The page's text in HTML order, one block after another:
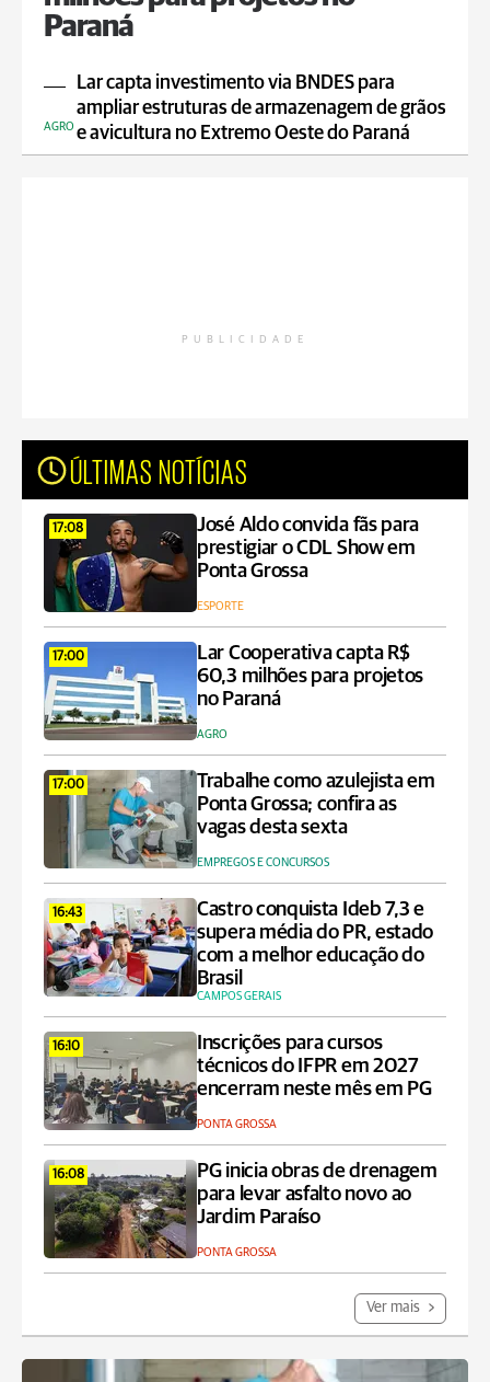
Paraná
Lar capta investimento via BNDES para
ampliar estruturas de armazenagem de grãos
e avicultura no Extremo Oeste do Paraná
AGRO
PUBLICIDADE
ÚLTIMAS NOTÍCIAS
17:08
José Aldo convida fãs para
prestigiar o CDL Show em
Ponta Grossa
ESPORTE
17:00
Lar Cooperativa capta R$
60,3 milhões para projetos
no Paraná
AGRO
17:00
Trabalhe como azulejista em
Ponta Grossa; confira as
vagas desta sexta
EMPREGOS E CONCURSOS
16:43
Castro conquista Ideb 7,3 e
supera média do PR, estado
com a melhor educação do
Brasil
CAMPOS GERAIS
16:10
Inscrições para cursos
técnicos do IFPR em 2027
encerram neste mês em PG
PONTA GROSSA
16:08
PG inicia obras de drenagem
para levar asfalto novo ao
Jardim Paraíso
PONTA GROSSA
Ver mais